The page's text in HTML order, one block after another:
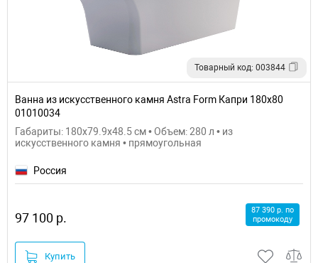
Товарный код: 003844
Ванна из искусственного камня Astra Form Капри 180х80
01010034
Габариты: 180x79.9x48.5 см • Объем: 280 л • из
искусственного камня • прямоугольная
Россия
97 100 р.
87 390 р. по
промокоду
Купить